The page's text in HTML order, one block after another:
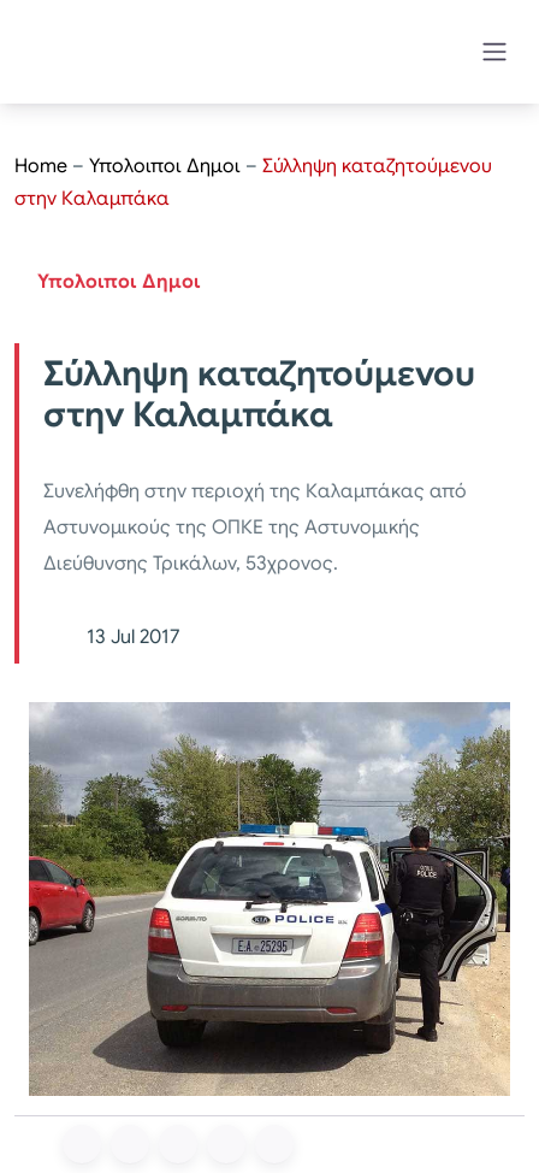
Home – Υπολοιποι Δημοι – ​Σύλληψη καταζητούμενου
στην Καλαμπάκα
Υπολοιποι Δημοι
​Σύλληψη καταζητούμενου
στην Καλαμπάκα
Συνελήφθη στην περιοχή της Καλαμπάκας από
Αστυνομικούς της ΟΠΚΕ της Αστυνομικής
Διεύθυνσης Τρικάλων, 53χρονος.
13 Jul 2017